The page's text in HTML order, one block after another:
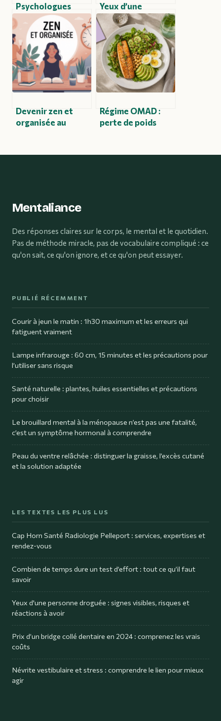
Psychologues
sociaux : rôle,
méthodes et
enjeux
contemporains
Yeux d’une
personne droguée
: signes visibles,
risques et
réactions à avoir
Devenir zen et
organisée au
robot
Régime OMAD :
perte de poids
métaboliques et
Mentaliance
Des réponses claires sur le corps, le mental et le quotidien.
Pas de méthode miracle, pas de vocabulaire compliqué : ce
qu'on sait, ce qu'on ignore, et ce qu'on peut essayer.
PUBLIÉ RÉCEMMENT
Courir à jeun le matin : 1h30 maximum et les erreurs qui
fatiguent vraiment
Lampe infrarouge : 60 cm, 15 minutes et les précautions pour
l’utiliser sans risque
Santé naturelle : plantes, huiles essentielles et précautions
pour choisir
Le brouillard mental à la ménopause n’est pas une fatalité,
c’est un symptôme hormonal à comprendre
Peau du ventre relâchée : distinguer la graisse, l’excès cutané
et la solution adaptée
LES TEXTES LES PLUS LUS
Cap Horn Santé Radiologie Pelleport : services, expertises et
rendez-vous
Combien de temps dure un test d’effort : tout ce qu’il faut
savoir
Yeux d'une personne droguée : signes visibles, risques et
réactions à avoir
Prix d’un bridge collé dentaire en 2024 : comprenez les vrais
coûts
Névrite vestibulaire et stress : comprendre le lien pour mieux
agir